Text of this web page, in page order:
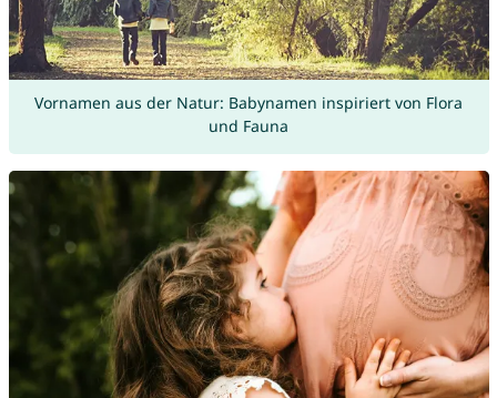
Vornamen aus der Natur: Babynamen inspiriert von Flora
und Fauna